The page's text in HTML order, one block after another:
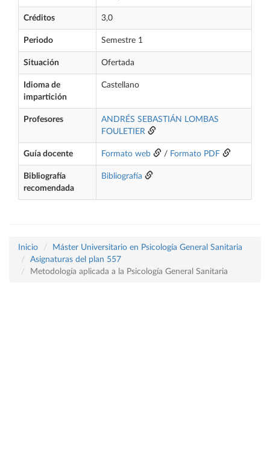
Créditos 3,0
Periodo Semestre 1
Situación Ofertada
Idioma de
impartición
Castellano
Profesores
ANDRÉS SEBASTIÁN LOMBAS
FOULETIER
Guía docente Formato web / Formato PDF
Bibliografía
recomendada
Bibliografía
Inicio
Máster Universitario en Psicología General Sanitaria
Asignaturas del plan 557
Metodología aplicada a la Psicología General Sanitaria